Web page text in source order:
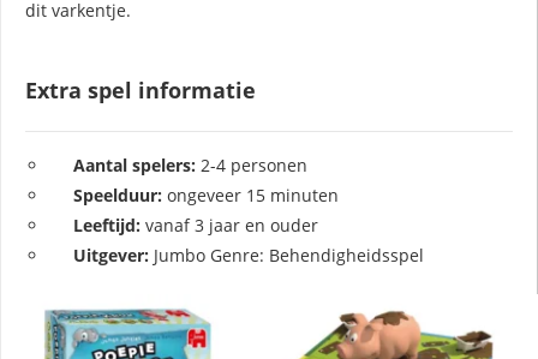
dit varkentje.
Extra spel informatie
Aantal spelers: 2-4 personen
Speelduur: ongeveer 15 minuten
Leeftijd: vanaf 3 jaar en ouder
Uitgever: Jumbo Genre: Behendigheidsspel